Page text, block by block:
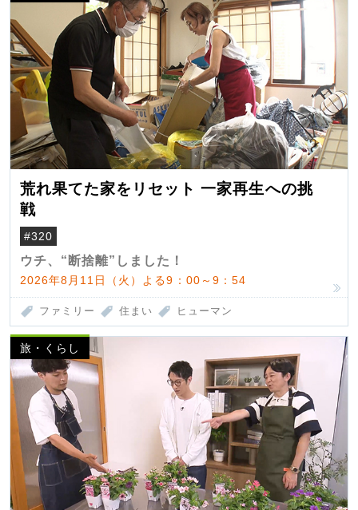
荒れ果てた家をリセット 一家再生への挑
戦
#320
ウチ、“断捨離”しました！
2026年8月11日（火）よる9：00～9：54
ファミリー 住まい ヒューマン
旅・くらし